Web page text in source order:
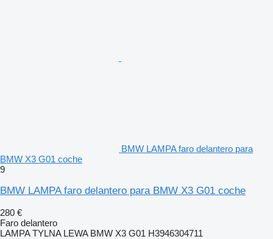
BMW LAMPA faro delantero para
BMW X3 G01 coche
9
BMW LAMPA faro delantero para BMW X3 G01 coche
280 €
Faro delantero
LAMPA TYLNA LEWA BMW X3 G01 H3946304711